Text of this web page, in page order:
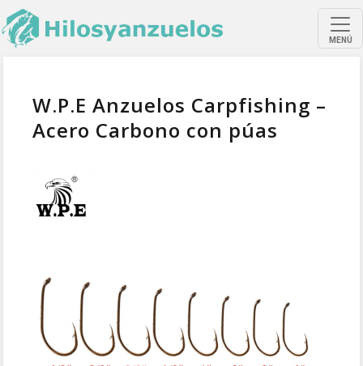
MENÚ
W.P.E Anzuelos Carpfishing –
Acero Carbono con púas